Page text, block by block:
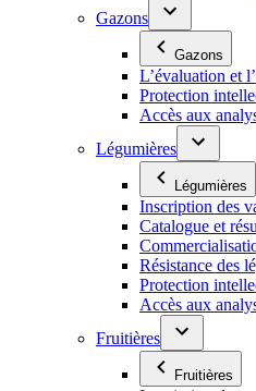
Gazons
Gazons
L’évaluation et
Protection
Accès aux
Légumières
Légumières
Inscription des
Catalogue et
Résistance des
Protection
Accès aux
Fruitières
Fruitières